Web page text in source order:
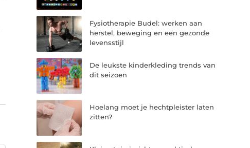
Fysiotherapie Budel: werken aan
herstel, beweging en een gezonde
levensstijl
De leukste kinderkleding trends van
dit seizoen
Hoelang moet je hechtpleister laten
zitten?